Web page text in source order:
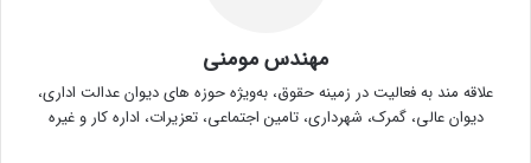
مهندس مومنی
علاقه مند به فعالیت در زمینه حقوق، به‌ویژه حوزه های دیوان عدالت اداری،
دیوان عالی، گمرک، شهرداری، تامین اجتماعی، تعزیرات، اداره کار و غیره